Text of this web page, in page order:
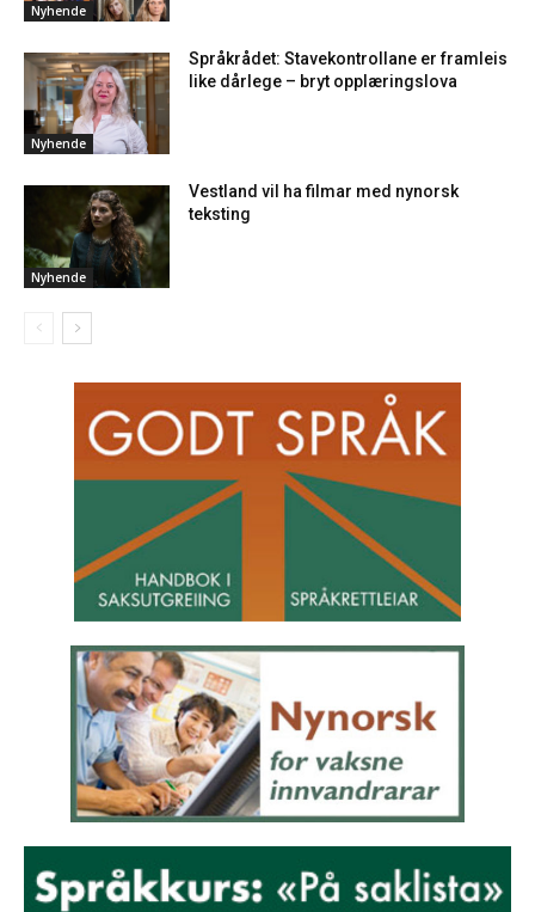
Nyhende
Nyhende
Språkrådet: Stavekontrollane er framleis
like dårlege – bryt opplæringslova
Nyhende
Vestland vil ha filmar med nynorsk
teksting